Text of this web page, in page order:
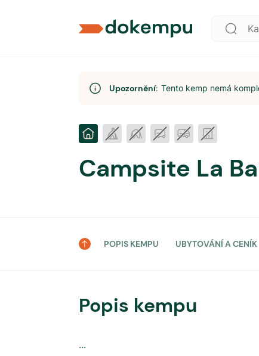
Upozornění: Tento kemp nemá
Campsite La
POPIS KEMPU UBYTOVÁNÍ A CENÍK
Popis kempu
...